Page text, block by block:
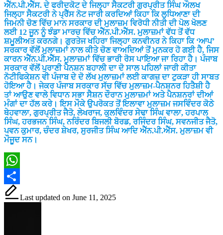
ਐੱਨ.ਪੀ.ਐੱਸ. ਦੇ ਫਰੀਦਕੋਟ ਦੇ ਜਿਲ੍ਹਾ ਸੈਕਟਰੀ ਗੁਰਪ੍ਰੀਤ ਸਿੰਘ ਔਲਖ
ਜਿਲ੍ਹਾ ਸੈਕਟਰੀ ਨੇ ਪ੍ਰੈੱਸ ਨੋਟ ਜਾਰੀ ਕਰਦਿਆਂ ਕਿਹਾ ਕਿ ਲੁਧਿਆਣਾ ਦੀ
ਜਿਮਨੀ ਚੋਣ ਵਿੱਚ ਮਾਨ ਸਰਕਾਰ ਦੀ ਮੁਲਾਜ਼ਮ ਵਿਰੋਧੀ ਨੀਤੀ ਦੀ ਪੋਲ ਖੋਲਣ
ਲਈ 12 ਜੂਨ ਨੂੰ ਝੰਡਾ ਮਾਰਚ ਵਿੱਚ ਐੱਨ.ਪੀ.ਐੱਸ. ਮੁਲਾਜ਼ਮਾਂ ਵੱਧ ਤੋਂ ਵੱਧ
ਸ਼ਮੂਲੀਅਤ ਕਰਨਗੇ। ਗੁਰਤੇਜ ਖਹਿਰਾ ਜਿਲ੍ਹਾ ਕਨਵੀਨਰ ਨੇ ਕਿਹਾ ਕਿ ‘ਆਪ’
ਸਰਕਾਰ ਵੱਲੋਂ ਮੁਲਾਜ਼ਮਾਂ ਨਾਲ ਕੀਤੇ ਚੋਣ ਵਾਅਦਿਆਂ ਤੋਂ ਮੁਨਕਰ ਹੋ ਗਈ ਹੈ, ਜਿਸ
ਕਾਰਨ ਐੱਨ.ਪੀ.ਐੱਸ. ਮੁਲਾਜ਼ਮਾਂ ਵਿੱਚ ਭਾਰੀ ਰੋਸ ਪਾਇਆ ਜਾ ਰਿਹਾ ਹੈ। ਪੰਜਾਬ
ਸਰਕਾਰ ਵੱਲੋਂ ਪੁਰਾਣੀ ਪੈਨਸ਼ਨ ਬਹਾਲੀ ਦਾ ਦੋ ਸਾਲ ਪਹਿਲਾਂ ਜਾਰੀ ਕੀਤਾ
ਨੋਟੀਫਿਕੇਸ਼ਨ ਵੀ ਪੰਜਾਬ ਦੇ ਦੋ ਲੱਖ ਮੁਲਾਜ਼ਮਾਂ ਲਈ ਕਾਗਜ਼ ਦਾ ਟੁਕੜਾ ਹੀ ਸਾਬਤ
ਹੋਇਆ ਹੈ। ਜੇਕਰ ਪੰਜਾਬ ਸਰਕਾਰ ਸੱਚ ਵਿੱਚ ਮੁਲਾਜ਼ਮ-ਪੈਨਸ਼ਨਰ ਹਿਤੈਸ਼ੀ ਹੈ
ਤਾਂ ਆਉਣ ਵਾਲੇ ਵਿਧਾਨ ਸਭਾ ਸੈਸ਼ਨ ਦੌਰਾਨ ਮੁਲਾਜ਼ਮਾਂ ਅਤੇ ਪੈਨਸ਼ਨਰਾਂ ਦੀਆਂ
ਮੰਗਾਂ ਦਾ ਹੱਲ ਕਰੇ। ਇਸ ਮੌਕੇ ਉਪਰੋਕਤ ਤੋਂ ਇਲਾਵਾ ਮੁਲਾਜ਼ਮ ਜਸਵਿੰਦਰ ਕੋਠੇ
ਥੇਹਵਾਲਾ, ਗੁਰਪ੍ਰੀਤ ਜੈਤੋ, ਲੇਖਰਾਜ, ਕੁਲਵਿੰਦਰ ਸੇਢਾ ਸਿੰਘ ਵਾਲਾ, ਹਰਪਾਲ
ਸਿੰਘ, ਹਰਭਜਨ ਸਿੰਘ, ਨਰਿੰਦਰ ਬਿਜਲੀ ਬੋਰਡ, ਰਜਿੰਦਰ ਸਿੰਘ, ਸਵਨਜੀਤ ਜੈਤੋ,
ਪਵਨ ਕੁਮਾਰ, ਚੰਦਰ ਸ਼ੇਖਰ, ਸੁਰਜੀਤ ਸਿੰਘ ਆਦਿ ਐੱਨ.ਪੀ.ਐੱਸ. ਮੁਲਾਜ਼ਮ ਵੀ
ਮੌਜੂਦ ਸਨ।
WhatsApp
Share
Last updated on June 11, 2025